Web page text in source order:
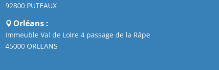
92800 PUTEAUX
Orléans :
Immeuble Val de Loire 4 passage de la Râpe
45000 ORLEANS